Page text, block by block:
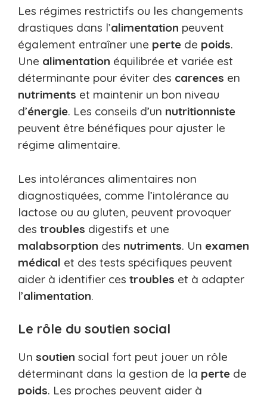
Les régimes restrictifs ou les changements
drastiques dans l’alimentation peuvent
également entraîner une perte de poids.
Une alimentation équilibrée et variée est
déterminante pour éviter des carences en
nutriments et maintenir un bon niveau
d’énergie. Les conseils d’un nutritionniste
peuvent être bénéfiques pour ajuster le
régime alimentaire.
Les intolérances alimentaires non
diagnostiquées, comme l’intolérance au
lactose ou au gluten, peuvent provoquer
des troubles digestifs et une
malabsorption des nutriments. Un examen
médical et des tests spécifiques peuvent
aider à identifier ces troubles et à adapter
l’alimentation.
Le rôle du soutien social
Un soutien social fort peut jouer un rôle
déterminant dans la gestion de la perte de
poids. Les proches peuvent aider à